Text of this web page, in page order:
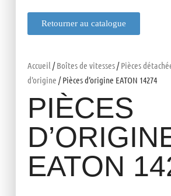
Retourner au catalogue
Accueil /Boîtes de vitesses/Pièces
d'origine / Pièces d’origine EATON 14274
PIÈCES
EATON